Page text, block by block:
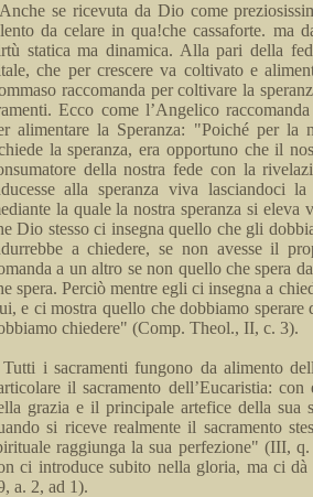
Anche se ricevuta da Dio come
da celare in qua!che cassaforte. ma
statica ma dinamica. Alla pari della
che per crescere va coltivato e
raccomanda per coltivare la
Ecco come l’Angelico
alimentarela Speranza: "Poiché per la
la speranza, era opportuno che il
della nostra fede con la
alla spe­ranza viva lasciandoci
la quale la nostra spe­ranza si
Dio stesso ci insegna quello che gli
a chiedere, se non avesse il
a un altro se non quello che spera
spera. Perciò mentre eglici insegna a
e ci mostra quello che dobbiamo
chiedere" (Comp. Theol., II, c. 3).
Tutti i sacramenti fungono da alimento
ilsa­cramento dell’Eucaristia:
grazia e il principale artefice della sua
si riceve realmente il sacramento
raggiunga la sua perfezione" (III,
ci introduce subito nella gloria, ma ci
a. 2, ad 1).